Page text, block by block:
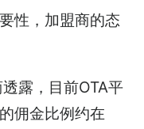
性，加盟商的态
露，目前OTA平
佣金比例约在